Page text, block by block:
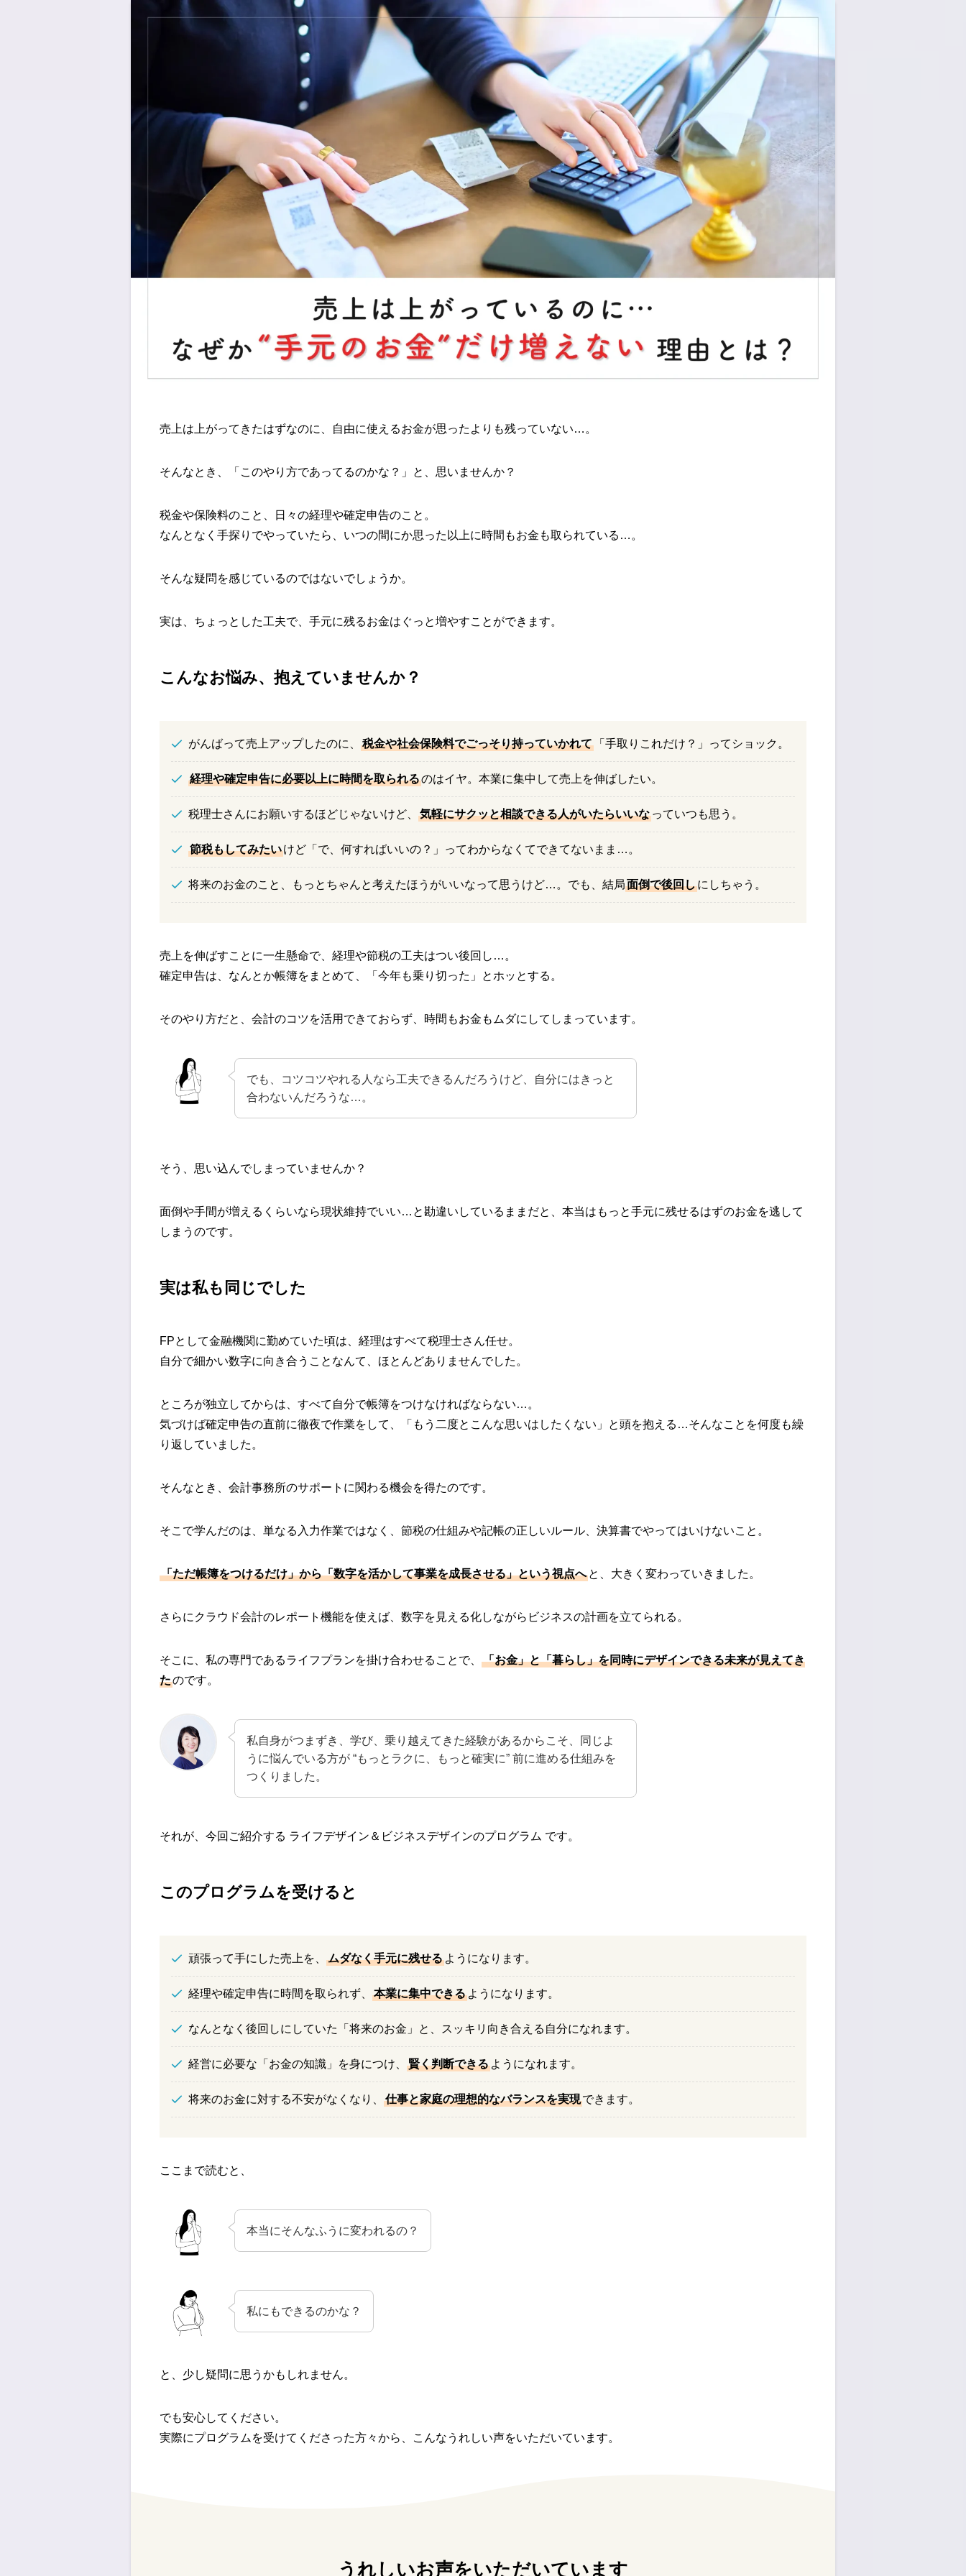
売上は上がってきたはずなのに、自由に使えるお金が思ったよりも残っていない…。
そんなとき、「このやり方であってるのかな？」と、思いませんか？
税金や保険料のこと、日々の経理や確定申告のこと。
なんとなく手探りでやっていたら、いつの間にか思った以上に時間もお金も取られている…。
そんな疑問を感じているのではないでしょうか。
実は、ちょっとした工夫で、手元に残るお金はぐっと増やすことができます。
こんなお悩み、抱えていませんか？
がんばって売上アップしたのに、 税金や社会保険料でごっそり持っていかれて 「手取りこれだけ？」ってショック。
経理や確定申告に必要以上に時間を取られるのはイヤ。本業に集中して売上を伸ばしたい。
税理士さんにお願いするほどじゃないけど、 気軽にサクッと相談できる人がいたらいいな っていつも思う。
節税もしてみたいけど「で、何すればいいの？」ってわからなくてできてないまま…。
将来のお金のこと、もっとちゃんと考えたほうがいいなって思うけど…。でも、結局面倒で後回しにしちゃう。
売上を伸ばすことに一生懸命で、経理や節税の工夫はつい後回し…。
確定申告は、なんとか帳簿をまとめて、「今年も乗り切った」とホッとする。
そのやり方だと、会計のコツを活用できておらず、時間もお金もムダにしてしまっています。
でも、コツコツやれる人なら工夫できるんだろうけど、自分にはきっと
合わないんだろうな…。
そう、思い込んでしまっていませんか？
面倒や手間が増えるくらいなら現状維持でいい…と勘違いしているままだと、本当はもっと手元に残せるはずのお金を逃して
しまうのです。
実は私も同じでした
FPとして金融機関に勤めていた頃は、経理はすべて税理士さん任せ。
自分で細かい数字に向き合うことなんて、ほとんどありませんでした。
ところが独立してからは、すべて自分で帳簿をつけなければならない…。
気づけば確定申告の直前に徹夜で作業をして、「もう二度とこんな思いはしたくない」と頭を抱える…そんなことを何度も繰
り返していました。
そんなとき、会計事務所のサポートに関わる機会を得たのです。
そこで学んだのは、単なる入力作業ではなく、節税の仕組みや記帳の正しいルール、決算書でやってはいけないこと。
「ただ帳簿をつけるだけ」から「数字を活かして事業を成長させる」という視点へ と、大きく変わっていきました。
さらにクラウド会計のレポート機能を使えば、数字を見える化しながらビジネスの計画を立てられる。
そこに、私の専門であるライフプランを掛け合わせることで、
「お金」と「暮らし」を同時にデザインできる未来が見えてき
たのです。
私自身がつまずき、学び、乗り越えてきた経験があるからこそ、同じよ
うに悩んでいる方が “もっとラクに、もっと確実に” 前に進める仕組みを
つくりました。
それが、今回ご紹介する ライフデザイン＆ビジネスデザインのプログラム です。
このプログラムを受けると
頑張って手にした売上を、 ムダなく手元に残せる ようになります。
経理や確定申告に時間を取られず、 本業に集中できる ようになります。
なんとなく後回しにしていた「将来のお金」と、スッキリ向き合える自分になれます。
経営に必要な「お金の知識」を身につけ、 賢く判断できる ようになれます。
将来のお金に対する不安がなくなり、 仕事と家庭の理想的なバランスを実現できます。
ここまで読むと、
本当にそんなふうに変われるの？
私にもできるのかな？
と、少し疑問に思うかもしれません。
でも安心してください。
実際にプログラムを受けてくださった方々から、こんなうれしい声をいただいています。
うれしいお声をいただいています